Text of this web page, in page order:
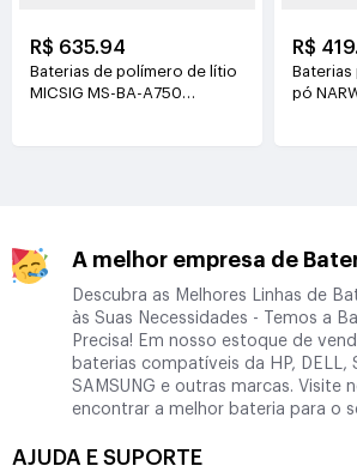
R$ 635.94
Baterias de polímero de lítio
MICSIG MS-BA-A750
R$
pó
A melhor empresa de
Descubra as Melhores Linhas de
às Suas Necessidades - Temos a
Precisa! Em nosso estoque de
baterias compatíveis da HP, DELL,
SAMSUNG e outras marcas. Visite
encontrar a melhor bateria para o
AJUDA E SUPORTE